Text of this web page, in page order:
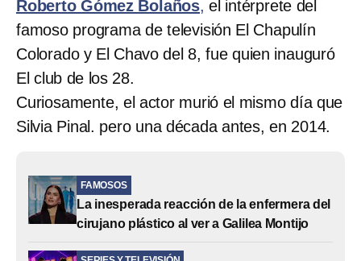
Roberto Gómez Bolaños, el intérprete del
famoso programa de televisión El Chapulín
Colorado y El Chavo del 8, fue quien inauguró
El club de los 28.
Curiosamente, el actor murió el mismo día que
Silvia Pinal. pero una década antes, en 2014.
FAMOSOS
La inesperada reacción de la enfermera del
cirujano plástico al ver a Galilea Montijo